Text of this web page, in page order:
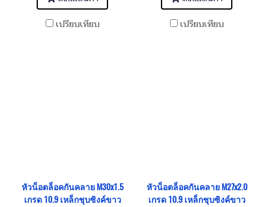
เปรียบเทียบ
เปรียบเทียบ
หัวน็อตล็อคกันคลาย M30x1.5
เกรด 10.9 เหล็กชุบซิงค์ขาว
หัวน็อตล็อคกันคลาย M27x2.0
เกรด 10.9 เหล็กชุบซิงค์ขาว